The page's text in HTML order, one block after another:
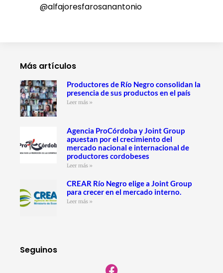
@alfajoresfarosanantonio
Más artículos
Productores de Río Negro consolidan la
presencia de sus productos en el país
Leer más »
Agencia ProCórdoba y Joint Group
apuestan por el crecimiento del
mercado nacional e internacional de
productores cordobeses
Leer más »
CREAR Río Negro elige a Joint Group
para crecer en el mercado interno.
Leer más »
Seguinos